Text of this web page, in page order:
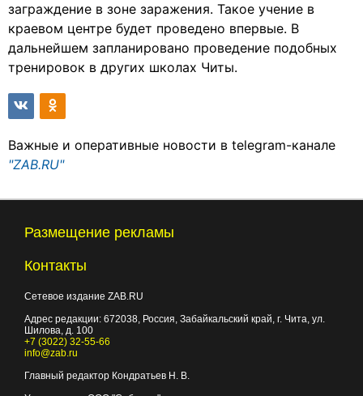
заграждение в зоне заражения. Такое учение в
краевом центре будет проведено впервые. В
дальнейшем запланировано проведение подобных
тренировок в других школах Читы.
Важные и оперативные новости в telegram-канале
"ZAB.RU"
Размещение рекламы
Контакты
Сетевое издание ZAB.RU
Адрес редакции: 672038, Россия, Забайкальский край, г. Чита, ул.
Шилова, д. 100
+7 (3022) 32-55-66
info@zab.ru
Главный редактор Кондратьев Н. В.